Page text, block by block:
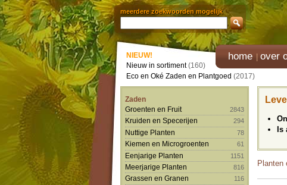
meerdere zoekwoorden mogelijk
home over
NIEUW!
Nieuw in sortiment(160)
Eco en Oké Zaden en Plantgoed (2017)
Zaden
Groenten en Fruit
2843
Kruiden en Specerijen 294
Nuttige Planten 78
Kiemen en Microgroenten 61
Eenjarige Planten 1151
Meerjarige Planten 816
Grassen en Granen 116
Planten